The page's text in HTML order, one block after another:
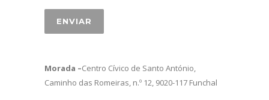
Morada –Centro Cívico de Santo António,
Caminho das Romeiras, n.º 12, 9020-117 Funchal